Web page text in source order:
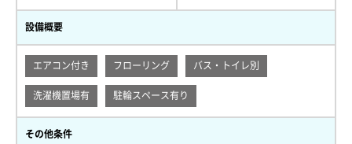
設備概要
エアコン付き フローリング バス・トイレ別
洗濯機置場有 駐輪スペース有り
その他条件